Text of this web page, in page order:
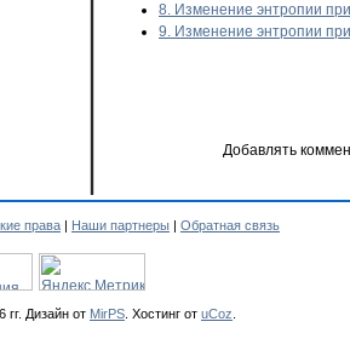
8. Изменение энтропии
9. Изменение энтропии
Добавлять
права | Наши партнеры | Обратная связь
гг. Дизайн от MirPS Хостинг от uCoz